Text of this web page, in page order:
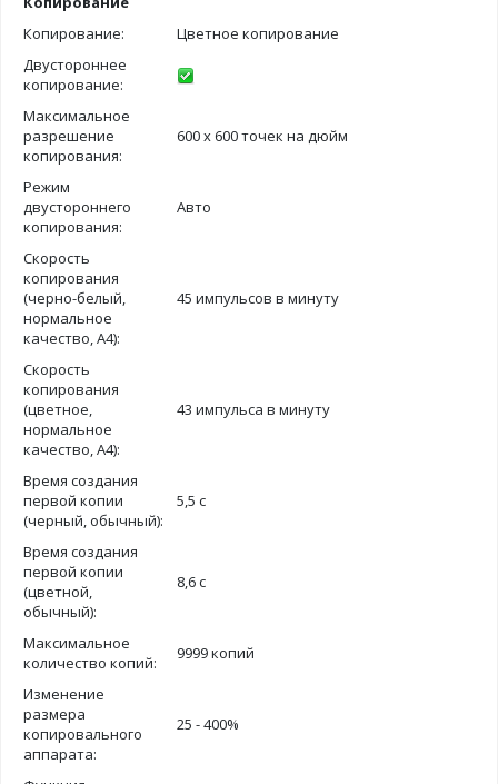
Копирование:
Цветное копирование
Двустороннее
копирование:
Максимальное
разрешение
копирования:
600 х 600 точек на дюйм
Режим
двустороннего
копирования:
Авто
Скорость
копирования
(черно-белый,
нормальное
качество, А4):
45 импульсов в минуту
Скорость
копирования
(цветное,
нормальное
качество, А4):
43 импульса в минуту
Время создания
первой копии
(черный, обычный):
5,5 с
Время создания
первой копии
(цветной,
обычный):
8,6 с
Максимальное
количество копий:
9999 копий
Изменение
размера
копировального
аппарата:
25 - 400%